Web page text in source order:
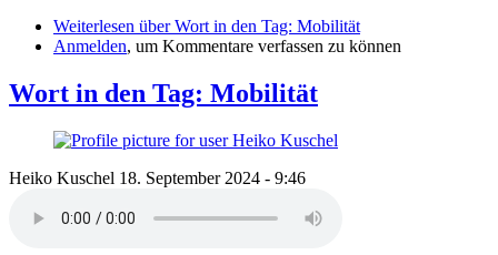
Weiterlesen über Wort in den Tag: Mobilität
Anmelden, um Kommentare verfassen zu können
Wort in den Tag: Mobilität
Heiko Kuschel 18. September 2024 - 9:46